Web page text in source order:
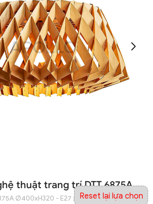
thuật trang trí DTT 6875A
Ø400xH320 - E27 x 1 đuiReset lại lựa chọn